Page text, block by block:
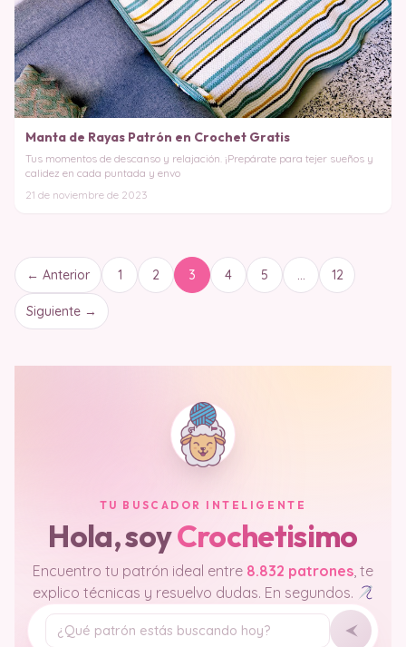
Manta de Rayas Patrón en Crochet Gratis
Tus momentos de descanso y relajación. ¡Prepárate para tejer sueños y
calidez en cada puntada y envo
21 de noviembre de 2023
← Anterior 1 2 3 4 5 … 12
Siguiente →
TU BUSCADOR INTELIGENTE
Hola, soyCrochetisimo
Encuentro tu patrón ideal entre 8.832 patrones, te
explico técnicas y resuelvo dudas. En segundos.
Tu pregunta